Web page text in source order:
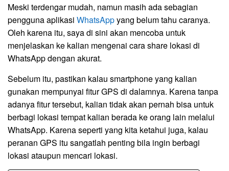
Meski terdengar mudah, namun masih ada sebagian
pengguna aplikasi WhatsAppyang belum tahu caranya.
Oleh karena itu, saya di sini akan mencoba untuk
menjelaskan ke kalian mengenai cara share lokasi di
WhatsApp dengan akurat.
Sebelum itu, pastikan kalau smartphone yang kalian
gunakan mempunyai fitur GPS di dalamnya. Karena tanpa
adanya fitur tersebut, kalian tidak akan pernah bisa untuk
berbagi lokasi tempat kalian berada ke orang lain melalui
WhatsApp. Karena seperti yang kita ketahui juga, kalau
peranan GPS itu sangatlah penting bila ingin berbagi
lokasi ataupun mencari lokasi.